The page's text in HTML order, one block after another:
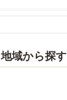
地域から探す